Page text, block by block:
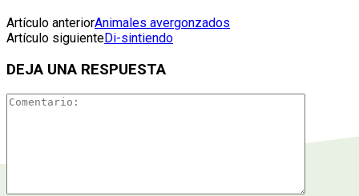
Artículo anteriorAnimales avergonzados
Artículo siguienteDi-sintiendo
DEJA UNA RESPUESTA